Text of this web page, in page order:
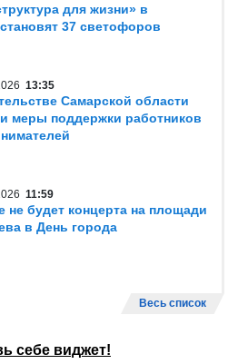
для жизни» в
37 светофоров
13:35
Самарской области
меры поддержки работников
11:59
не будет концерта на площади
в День города
Весь список
себе виджет!